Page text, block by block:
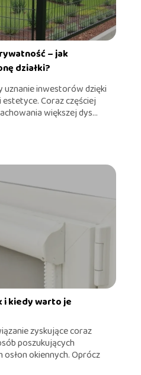
– jak
działki?
uznanie inwestorów dzięki
Coraz częściej
większej dys...
i kiedy warto je
zyskujące coraz
poszukujących
okiennych. Oprócz